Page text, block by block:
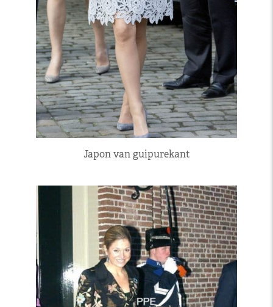
Japon van guipurekant